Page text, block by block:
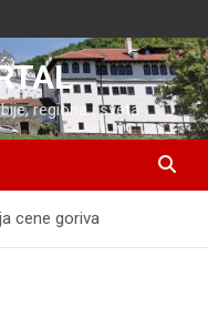
regiona i sveta
cene goriva